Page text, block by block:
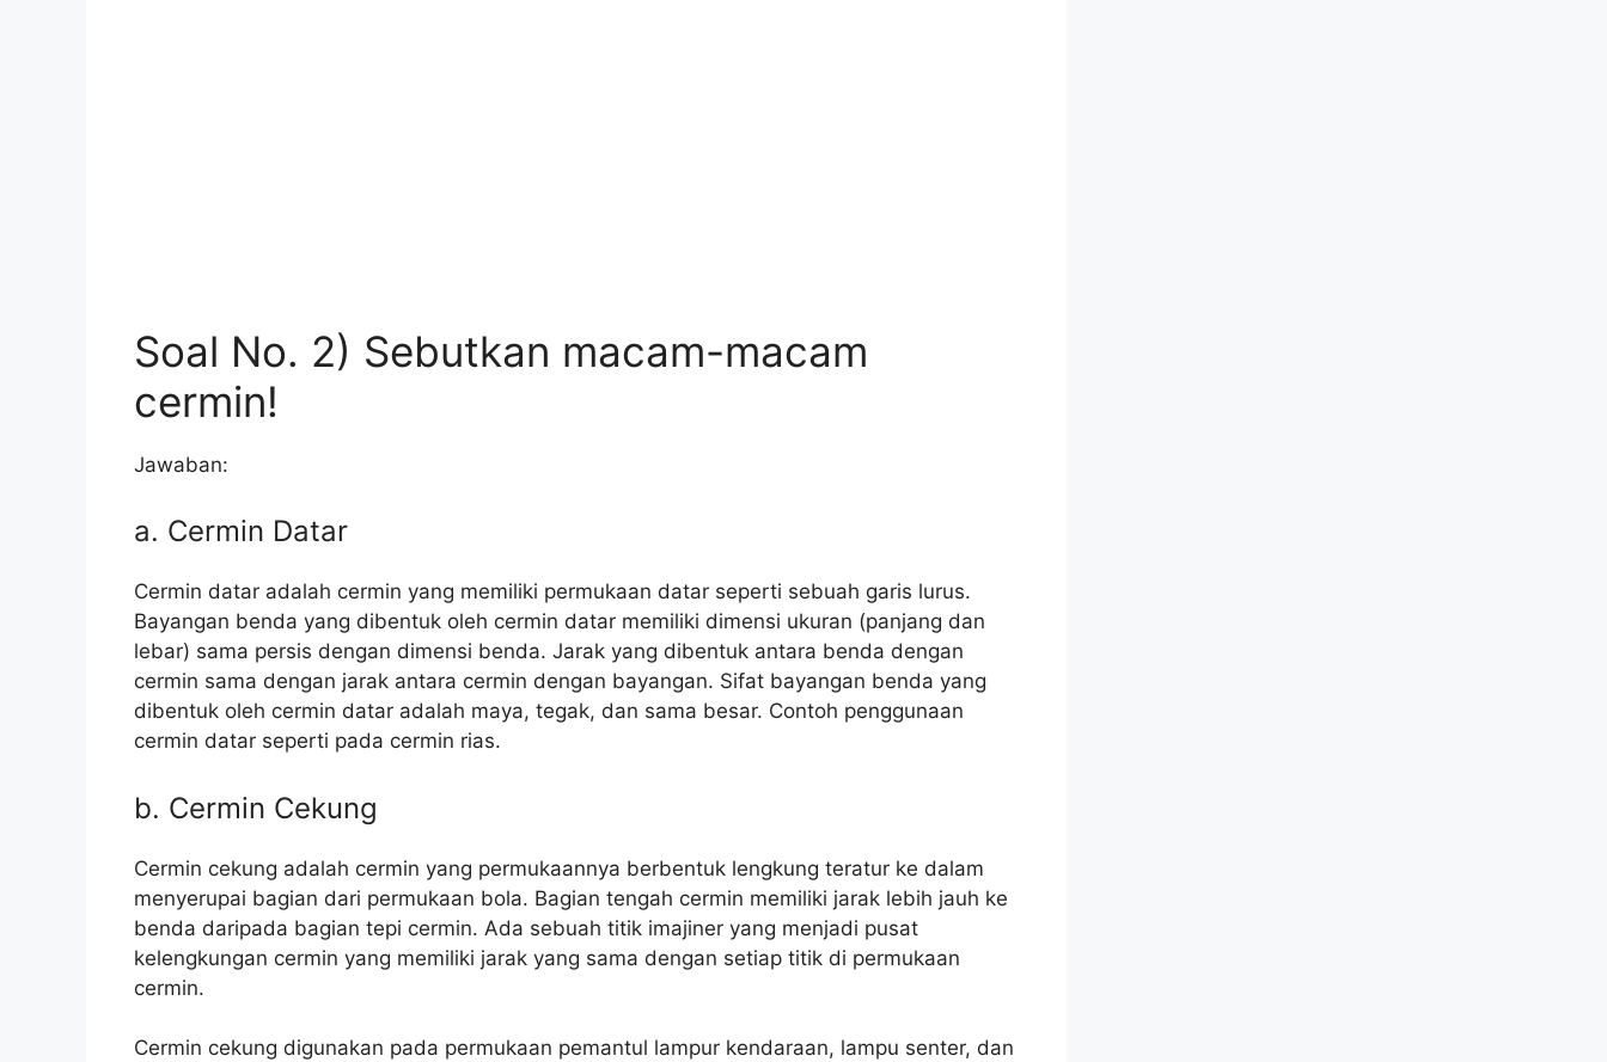
Soal No. 2) Sebutkan macam-macam
cermin!
Jawaban:
a. Cermin Datar
Cermin datar adalah cermin yang memiliki permukaan datar seperti sebuah garis lurus.
Bayangan benda yang dibentuk oleh cermin datar memiliki dimensi ukuran (panjang dan
lebar) sama persis dengan dimensi benda. Jarak yang dibentuk antara benda dengan
cermin sama dengan jarak antara cermin dengan bayangan. Sifat bayangan benda yang
dibentuk oleh cermin datar adalah maya, tegak, dan sama besar. Contoh penggunaan
cermin datar seperti pada cermin rias.
b. Cermin Cekung
Cermin cekung adalah cermin yang permukaannya berbentuk lengkung teratur ke dalam
menyerupai bagian dari permukaan bola. Bagian tengah cermin memiliki jarak lebih jauh ke
benda daripada bagian tepi cermin. Ada sebuah titik imajiner yang menjadi pusat
kelengkungan cermin yang memiliki jarak yang sama dengan setiap titik di permukaan
cermin.
Cermin cekung digunakan pada permukaan pemantul lampur kendaraan, lampu senter, dan